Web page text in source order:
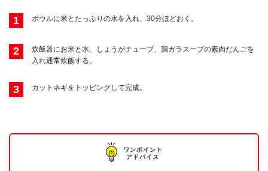
1 ボウルに米とたっぷりの水を入れ、30分ほどおく。
2
炊飯器にお米と水、しょうがチューブ、鶏ガラスープの素肉だんごを
入れ通常炊飯する。
3 カットネギをトッピングして完成。
ワンポイント
アドバイス